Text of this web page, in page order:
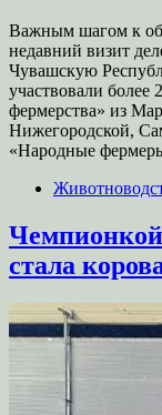
Важным шагом к
недавний визит
Чувашскую
участвовали более
фермерства» из
Нижегородской,
«Народные
стала